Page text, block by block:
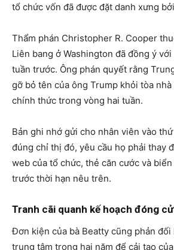
tổ chức vốn đã được đặt danh xưng
Thẩm phán Christopher R. Cooper
Liên bang ở Washington đã đồng ý
tuần trước. Ông phán quyết rằng
gỡ bỏ tên của ông Trump khỏi tòa nhà
chính thức trong vòng hai tuần.
Bản ghi nhớ gửi cho nhân viên vào
đúng chỉ thị đó, yêu cầu họ phải thay
web của tổ chức, thẻ căn cước và
trước thời hạn nêu trên.
Tranh cãi quanh kế hoạch đóng
Đơn kiện của bà Beatty cũng phản
trung tâm trong hai năm để cải tạo